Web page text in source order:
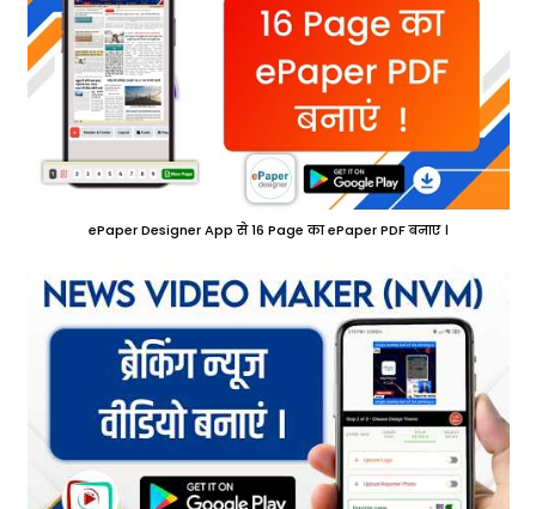
ePaper Designer App से 16 Page का ePaper PDF बनाए ।